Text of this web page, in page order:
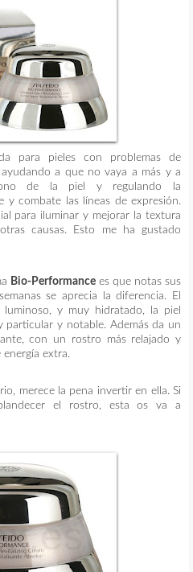
para pieles con problemas de
a que no vaya a más y a
de la piel y regulando la
y combate las líneas de expresión.
para iluminar y mejorar la textura
causas. Esto me ha gustado
Bio-Performancees que notas sus
se aprecia la diferencia. El
y muy hidratado, la piel
particular y notable. Además da un
con un rostro más relajado y
energía extra.
merece la pena invertir en ella. Si
el rostro, esta os va a